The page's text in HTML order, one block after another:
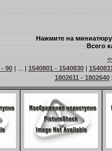
Нажмите на
Всего
- 90| ... | 1540801 - 1540830|
1802611 - 1802640|